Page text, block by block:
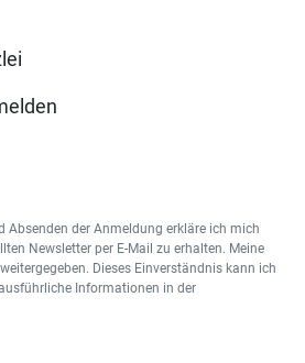
Absenden der Anmeldung erkläre ich mich
Newsletter per E-Mail zu erhalten. Meine
Dieses Einverständnis kann ich
Informationen in der